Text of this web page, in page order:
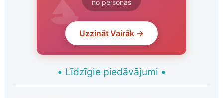
no personas
Uzzināt Vairāk →
• Līdzīgie piedāvājumi •